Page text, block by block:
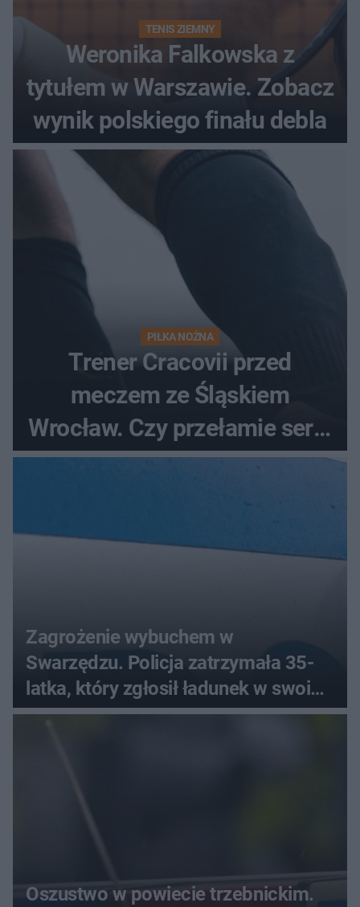
TENIS ZIEMNY
Weronika Falkowska z
tytułem w Warszawie. Zobacz
wynik polskiego finału debla
PIŁKA NOŻNA
Trener Cracovii przed
meczem ze Śląskiem
Wrocław. Czy przełamie serię
bez wygranej?
Zagrożenie wybuchem w
Swarzędzu. Policja zatrzymała 35-
latka, który zgłosił ładunek w swoim
aucie
Oszustwo w powiecie trzebnickim.